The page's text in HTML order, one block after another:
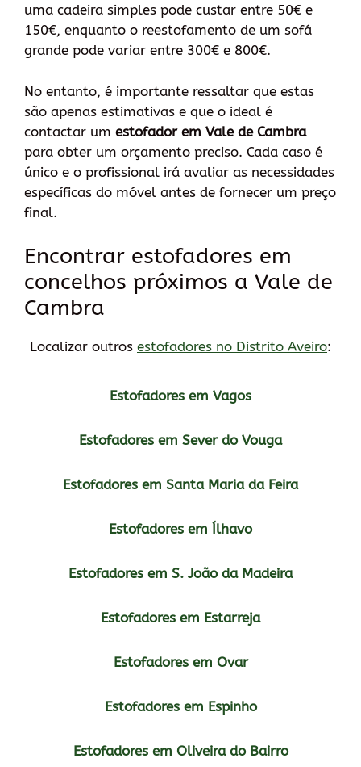
uma cadeira simples pode custar entre 50€ e
150€, enquanto o reestofamento de um sofá
grande pode variar entre 300€ e 800€.
No entanto, é importante ressaltar que estas
são apenas estimativas e que o ideal é
contactar um estofador em Vale de Cambra
para obter um orçamento preciso. Cada caso é
único e o profissional irá avaliar as necessidades
específicas do móvel antes de fornecer um preço
final.
Encontrar estofadores em
concelhos próximos a Vale de
Cambra
Localizar outros estofadores no Distrito Aveiro:
Estofadores em Vagos
Estofadores em Sever do Vouga
Estofadores em Santa Maria da Feira
Estofadores em Ílhavo
Estofadores em S. João da Madeira
Estofadores em Estarreja
Estofadores em Ovar
Estofadores em Espinho
Estofadores em Oliveira do Bairro